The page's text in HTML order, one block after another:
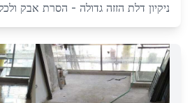
ניקיון דלת הזזה גדולה - הסרת אבק